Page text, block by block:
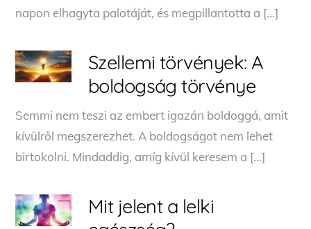
napon elhagyta palotáját, és megpillantotta a […]
Szellemi törvények: A
boldogság törvénye
Semmi nem teszi az embert igazán boldoggá, amit
kívülről megszerezhet. A boldogságot nem lehet
birtokolni. Mindaddig, amíg kívül keresem a […]
Mit jelent a lelki